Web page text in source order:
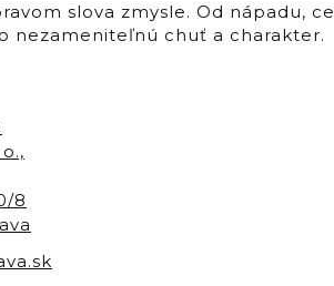
slova zmysle. Od nápadu,
nezameniteľnú chuť a charakter.
8